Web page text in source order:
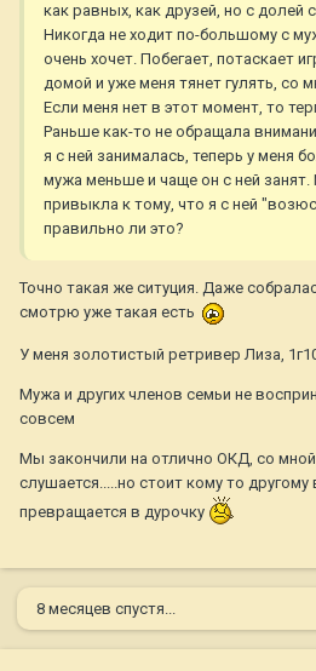
как равных, как друзей, но с долей
Никогда не ходит по-большому с
очень хочет. Побегает, потаскает
домой и уже меня тянет гулять, со
Если меня нет в этот момент, то
Раньше как-то не обращала
я с ней занималась, теперь у меня
мужа меньше и чаще он с ней
привыкла к тому, что я с ней
правильно ли это?
Точно такая же ситуция. Даже
смотрю уже такая есть
У меня золотистый ретривер Лиза,
Мужа и других членов семьи не
совсем
Мы закончили на отлично ОКД, со мной
слушается.....но стоит кому то другому
превращается в дурочку
8 месяцев спустя...